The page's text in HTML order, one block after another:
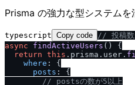
Prisma の強力な型システムを
typescript Copy code / / 投稿
async
findActiveUsers ( ) {
return this . prisma . user .
where : {
posts : {
/ / postsの数が5以上